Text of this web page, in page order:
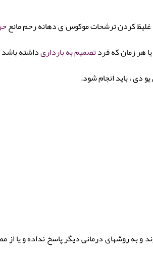
غلیظ کردن ترشحات موکوس ی دهانه رحم مانع
تصمیم به بارداری
دی ، باید انجام شود.
و به روشهای درمانی دیگر پاسخ نداده و یا